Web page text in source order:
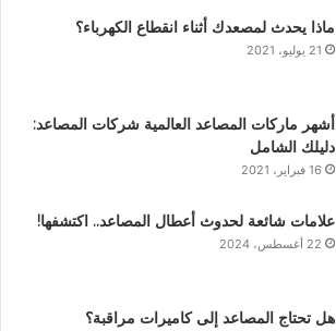
ماذا يحدث لمصعدك أثناء انقطاع الكهرباء؟
21 يوليو، 2021
أشهر ماركات المصاعد العالمية شركات المصاعد:
دليلك الشامل
16 فبراير، 2021
علامات شائعة لحدوث أعطال المصاعد.. اكتشفها!
22 أغسطس، 2024
هل تحتاج المصاعد إلى كاميرات مراقبة؟